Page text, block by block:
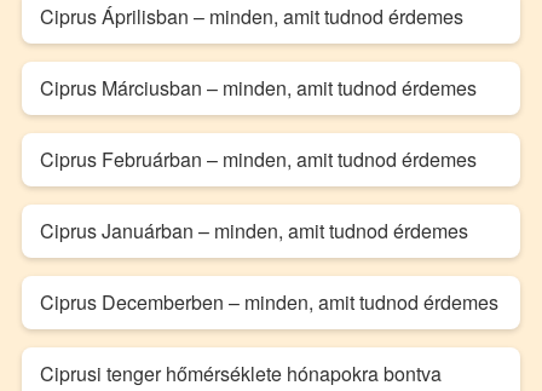
Ciprus Áprilisban – minden, amit tudnod érdemes
Ciprus Márciusban – minden, amit tudnod érdemes
Ciprus Februárban – minden, amit tudnod érdemes
Ciprus Januárban – minden, amit tudnod érdemes
Ciprus Decemberben – minden, amit tudnod érdemes
Ciprusi tenger hőmérséklete hónapokra bontva